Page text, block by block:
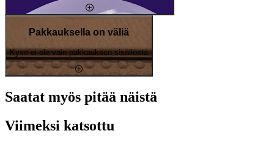
Pakkauksella on väliä
Kyse ei ole vain pakkauksen sisällöstä
Saatat myös pitää näistä
Viimeksi katsottu